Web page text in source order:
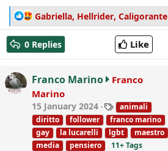
R
e
a
c
t
i
o
n
s
:
Gabriella, Hellrider, Caligorante
0 Replies Like
Franco Marino
Franco
Marino
15 January 2024
T
a
g
s
animali
diritto
follower
franco marino
gay
la lucarelli lgbt
maestro
media
pensiero 11+ Tags